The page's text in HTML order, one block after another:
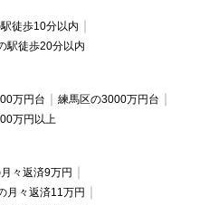
徒歩10分以内
駅徒歩20分以内
万円台
練馬区の3000万円台
万円以上
々返済9万円
月々返済11万円